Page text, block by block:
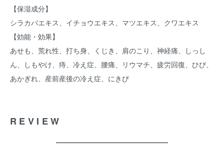
【保湿成分】
シラカバエキス、イチョウエキス、マツエキス、クワエキス
【効能・効果】
あせも、荒れ性、打ち身、くじき、肩のこり、神経痛、しっし
ん、しもやけ、痔、冷え症、腰痛、リウマチ、疲労回復、ひび、
あかぎれ、産前産後の冷え症、にきび
REVIEW